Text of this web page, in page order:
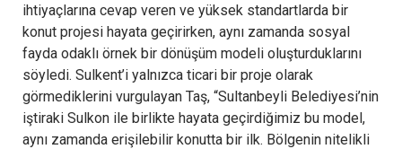
ihtiyaçlarına cevap veren ve yüksek standartlarda bir
konut projesi hayata geçirirken, aynı zamanda sosyal
fayda odaklı örnek bir dönüşüm modeli oluşturduklarını
söyledi. Sulkent’i yalnızca ticari bir proje olarak
görmediklerini vurgulayan Taş, “Sultanbeyli Belediyesi’nin
iştiraki Sulkon ile birlikte hayata geçirdiğimiz bu model,
aynı zamanda erişilebilir konutta bir ilk. Bölgenin nitelikli